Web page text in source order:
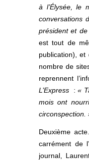
à l’Élysée, le
conversations
président et
est tout de
publication), et
nombre de
reprennent
L’Express
:«
mois ont
circonspection.
Deuxième
carrément de
journal,